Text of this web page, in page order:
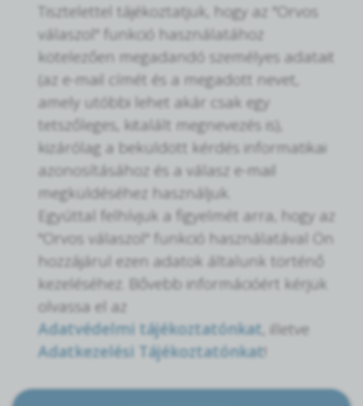
Tisztelettel tájékoztatjuk, hogy az "Orvos
válaszol" funkció használatához
kötelezően megadandó személyes adatait
(az e-mail címét és a megadott nevet,
amely utóbbi lehet akár csak egy
tetszőleges, kitalált megnevezés is),
kizárólag a beküldött kérdés informatikai
azonosításához és a válasz e-mail
megküldéséhez használjuk.
Egyúttal felhívjuk a figyelmét arra, hogy az
"Orvos válaszol" funkció használatával Ön
hozzájárul ezen adatok általunk történő
kezeléséhez. Bővebb információért kérjük
olvassa el az
Adatvédelmi tájékoztatónkat , illetve
Adatkezelési Tájékoztatónkat!